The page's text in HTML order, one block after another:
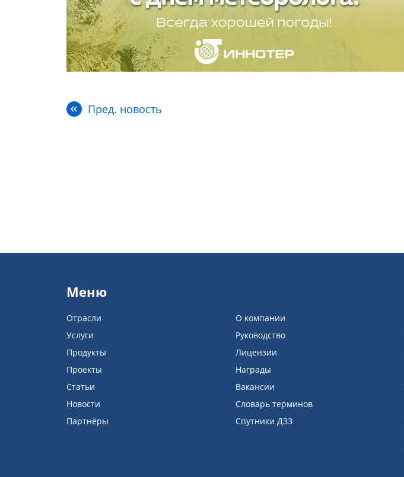
Пред. новость
Меню
Отрасли
Услуги
Продукты
Проекты
Статьи
Новости
Партнёры
О компании
Руководство
Лицензии
Награды
Вакансии
Словарь терминов
Спутники ДЗЗ